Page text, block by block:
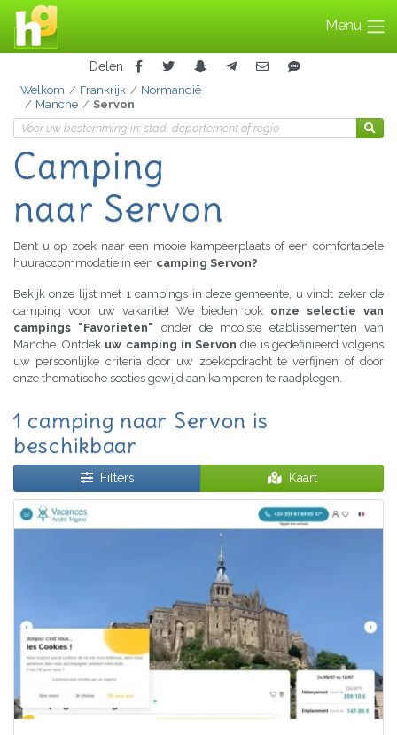
Menu
Delen
Welkom Frankrijk
Normandië
Manche
Servon
Camping
naar Servon
Bent u op zoek naar een mooie kampeerplaats of een comfortabele
huuraccommodatie in een camping Servon?
Bekijk onze lijst met 1 campings in deze gemeente, u vindt zeker de
camping voor uw vakantie! We bieden ook onze selectie van
campings "Favorieten" onder de mooiste etablissementen van
Manche. Ontdek uw camping in Servon die is gedefinieerd volgens
uw persoonlijke criteria door uw zoekopdracht te verfijnen of door
onze thematische secties gewijd aan kamperen te raadplegen.
1 camping naar Servon is
beschikbaar
Filters Kaart